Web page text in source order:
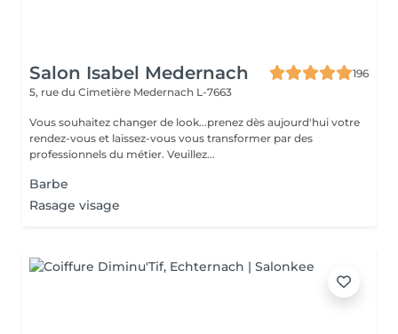
Salon Isabel Medernach
196
5, rue du Cimetière Medernach L-7663
Vous souhaitez changer de look...prenez dès aujourd'hui votre
rendez-vous et laissez-vous vous transformer par des
professionnels du métier. Veuillez...
Barbe
Rasage visage